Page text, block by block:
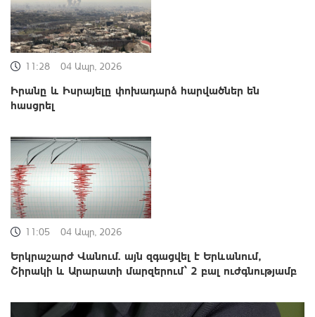
11:28 04 Ապր, 2026
Իրանը և Իսրայելը փոխադարձ հարվածներ են
հասցրել
11:05 04 Ապր, 2026
Երկրաշարժ Վանում. այն զգացվել է Երևանում,
Շիրակի և Արարատի մարզերում՝ 2 բալ ուժգնությամբ